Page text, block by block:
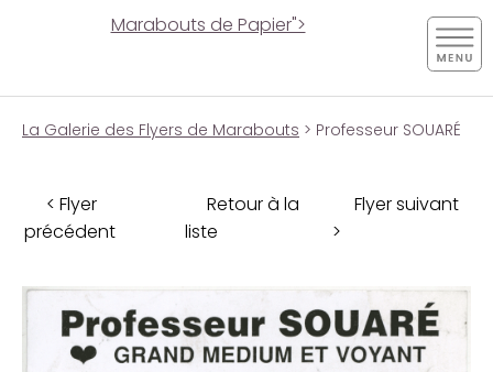
Marabouts de Papier">
La Galerie des Flyers de Marabouts > Professeur SOUARÉ
< Flyer
précédent
Retour à la
liste
Flyer suivant
>